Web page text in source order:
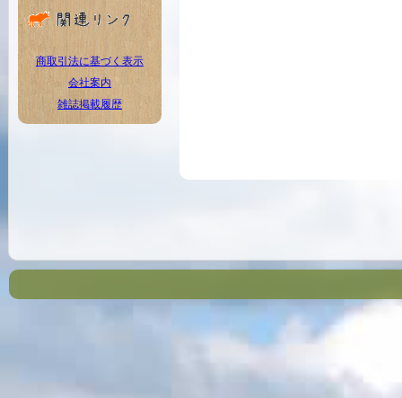
商取引法に基づく表示
会社案内
雑誌掲載履歴